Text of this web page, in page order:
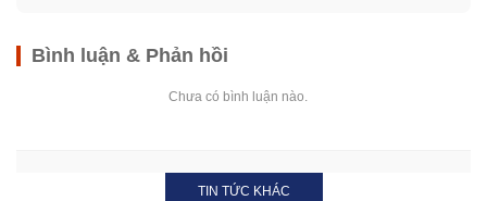
Bình luận & Phản hồi
Chưa có bình luận nào.
TIN TỨC KHÁC